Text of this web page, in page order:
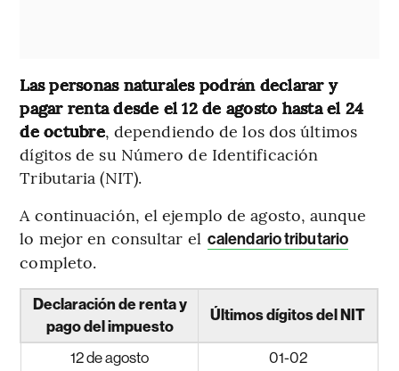
Las personas naturales podrán declarar y
pagar renta desde el 12 de agosto hasta el 24
de octubre, dependiendo de los dos últimos
dígitos de su Número de Identificación
Tributaria (NIT).
A continuación, el ejemplo de agosto, aunque
lo mejor en consultar el calendario tributario
completo.
Declaración de renta y
pago del impuesto
Últimos dígitos del NIT
12 de agosto 01-02